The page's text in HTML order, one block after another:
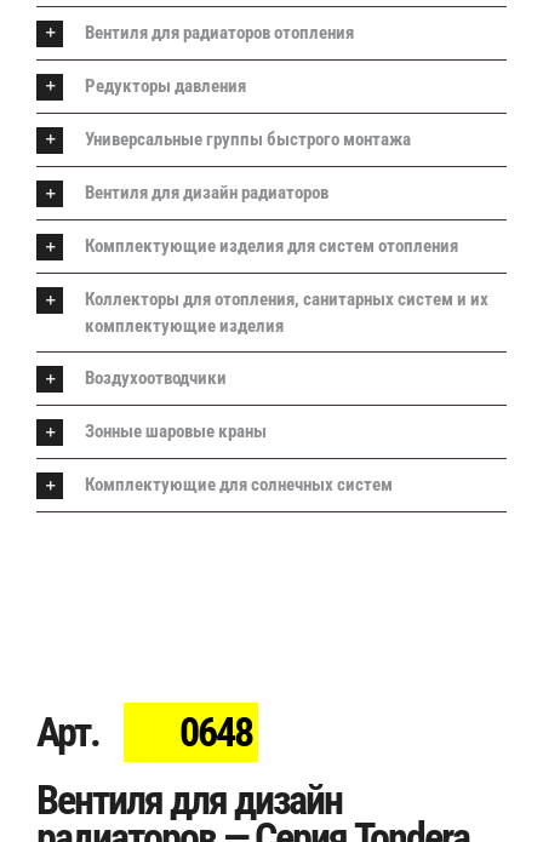
Арт.
0648
Вентиля для дизайн
Вентиля для радиаторов отопления
Редукторы давления
Универсальные группы быстрого монтажа
Вентиля для дизайн радиаторов
Комплектующие изделия для систем отопления
Коллекторы для отопления, санитарных систем и их
комплектующие изделия
Воздухоотводчики
Зонные шаровые краны
Комплектующие для солнечных систем